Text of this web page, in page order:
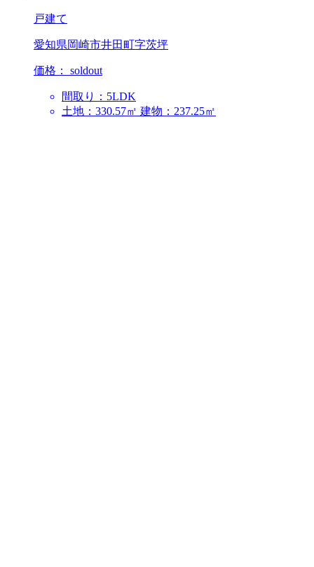
戸建て
愛知県岡崎市井田町字茨坪
価格： soldout
間取り：5LDK
土地：330.57㎡ 建物：237.25㎡